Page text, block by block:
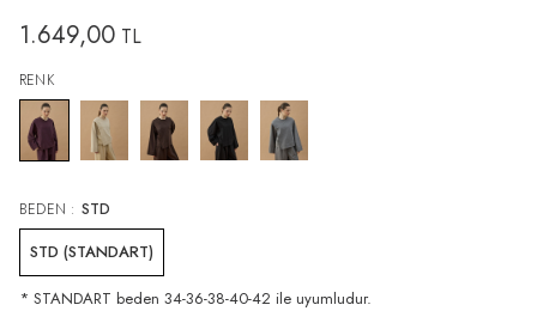
1.649,00 TL
RENK
BEDEN : STD
STD (STANDART)
* STANDART beden 34-36-38-40-42 ile uyumludur.